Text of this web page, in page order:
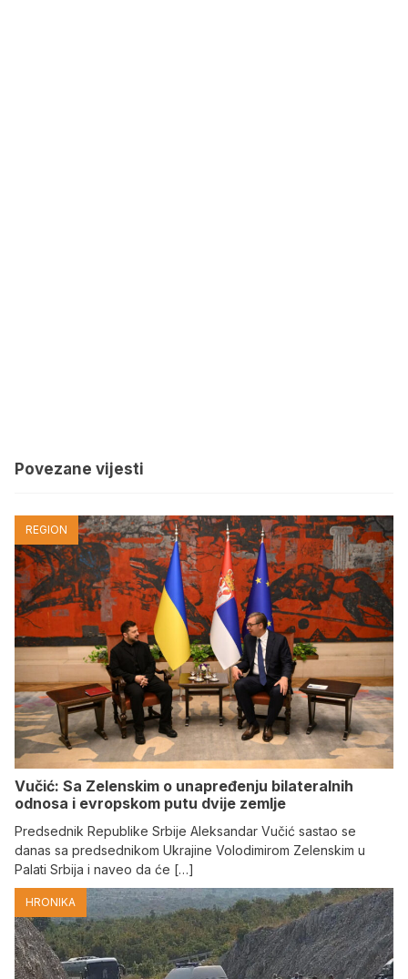
Povezane vijesti
REGION
Vučić: Sa Zelenskim o unapređenju bilateralnih
odnosa i evropskom putu dvije zemlje
Predsednik Republike Srbije Aleksandar Vučić sastao se
danas sa predsednikom Ukrajine Volodimirom Zelenskim u
Palati Srbija i naveo da će […]
HRONIKA